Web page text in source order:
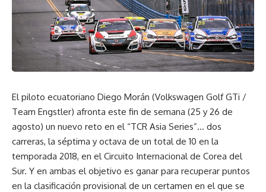
El piloto ecuatoriano Diego Morán (Volkswagen Golf GTi /
Team Engstler) afronta este fin de semana (25 y 26 de
agosto) un nuevo reto en el “TCR Asia Series”… dos
carreras, la séptima y octava de un total de 10 en la
temporada 2018, en el Circuito Internacional de Corea del
Sur. Y en ambas el objetivo es ganar para recuperar puntos
en la clasificación provisional de un certamen en el que se